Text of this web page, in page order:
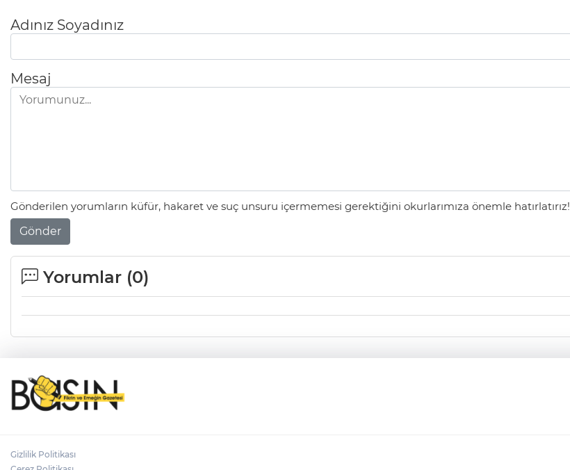
Adınız Soyadınız
Mesaj
Gönderilen yorumların küfür, hakaret ve suç unsuru içermemesi gerektiğini okurlarımıza önemle hatırlatırız!
Gönder
Yorumlar (0)
Gizlilik Politikası